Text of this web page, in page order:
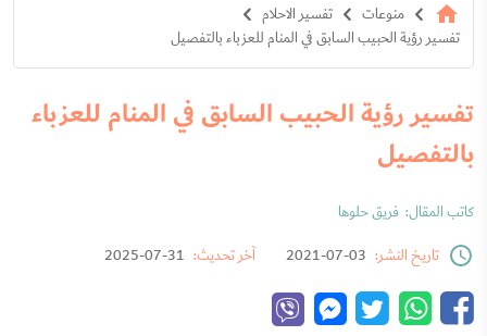
منوعات
تفسير الاحلام
تفسير رؤية الحبيب السابق في المنام للعزباء بالتفصيل
تفسير رؤية الحبيب السابق في المنام للعزباء
بالتفصيل
كاتب المقال: فريق حلوها
تاريخ النشر: 03-07-2021 آخر تحديث: 31-07-2025